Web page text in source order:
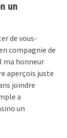
un
de vous-
compagnie de
ma honneur
aperçois juste
joindre
a
un